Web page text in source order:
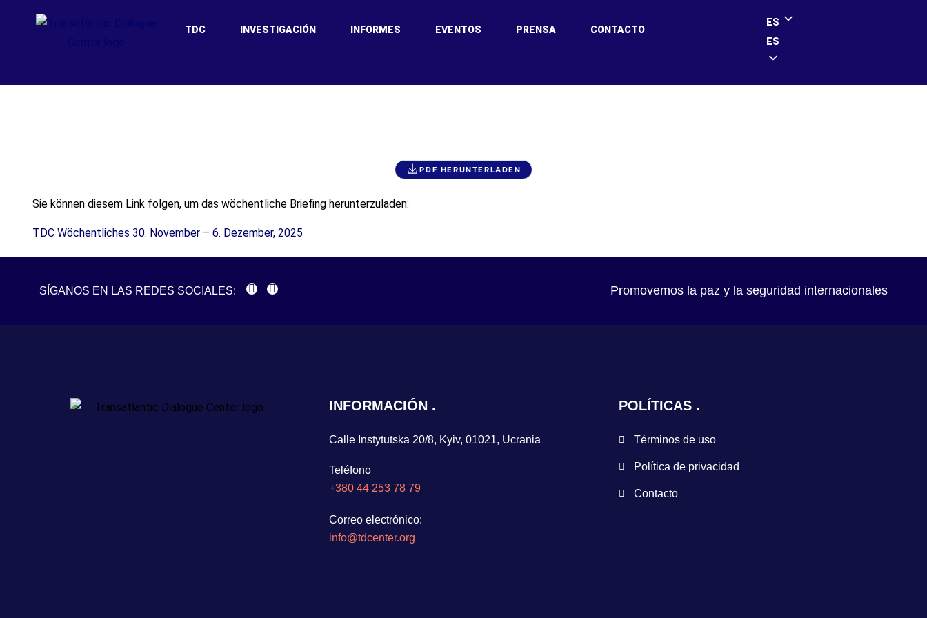
TDC INVESTIGACIÓN INFORMES EVENTOS PRENSA CONTACTO
ES
ES
PDF HERUNTERLADEN
Sie können diesem Link folgen, um das wöchentliche Briefing herunterzuladen:
TDC Wöchentliches 30. November – 6. Dezember, 2025
SÍGANOS EN LAS REDES SOCIALES: Promovemos la paz y la seguridad internacionales
INFORMACIÓN
Calle Instytutska 20/8, Kyiv, 01021, Ucrania
Teléfono
+380 44 253 78 79
Correo electrónico:
info@tdcenter.org
POLÍTICAS
Términos de uso
Política de privacidad
Contacto